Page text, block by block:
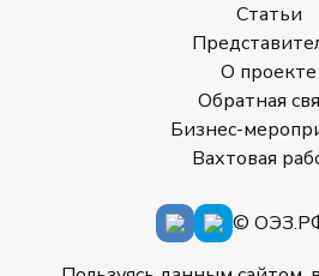
Статьи
О проекте
Обратная
Бизнес-
Вахтовая
©